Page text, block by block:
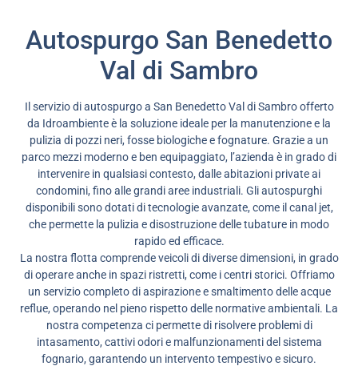
Autospurgo San Benedetto
Val di Sambro
Il servizio di autospurgo a San Benedetto Val di Sambro offerto
da Idroambiente è la soluzione ideale per la manutenzione e la
pulizia di pozzi neri, fosse biologiche e fognature. Grazie a un
parco mezzi moderno e ben equipaggiato, l’azienda è in grado di
intervenire in qualsiasi contesto, dalle abitazioni private ai
condomini, fino alle grandi aree industriali. Gli autospurghi
disponibili sono dotati di tecnologie avanzate, come il canal jet,
che permette la pulizia e disostruzione delle tubature in modo
rapido ed efficace.
La nostra flotta comprende veicoli di diverse dimensioni, in grado
di operare anche in spazi ristretti, come i centri storici. Offriamo
un servizio completo di aspirazione e smaltimento delle acque
reflue, operando nel pieno rispetto delle normative ambientali. La
nostra competenza ci permette di risolvere problemi di
intasamento, cattivi odori e malfunzionamenti del sistema
fognario, garantendo un intervento tempestivo e sicuro.